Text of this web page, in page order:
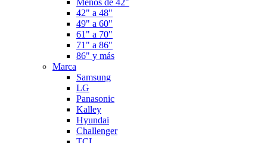
42" a 48"
49" a 60"
61" a 70"
71" a 86"
86" y más
Marca
Samsung
LG
Panasonic
Kalley
Hyundai
Challenger